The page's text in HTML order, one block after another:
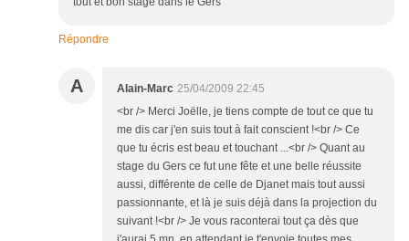
Répondre
A Alain-Marc 25/04/2009 22:45
<br /> Merci Joëlle, je tiens compte de tout ce que tu
me dis car j'en suis tout à fait conscient !<br /> Ce
que tu écris est beau et touchant ...<br /> Quant au
stage du Gers ce fut une fête et une belle réussite
aussi, différente de celle de Djanet mais tout aussi
passionnante, et là je suis déjà dans la projection du
suivant !<br /> Je vous raconterai tout ça dès que